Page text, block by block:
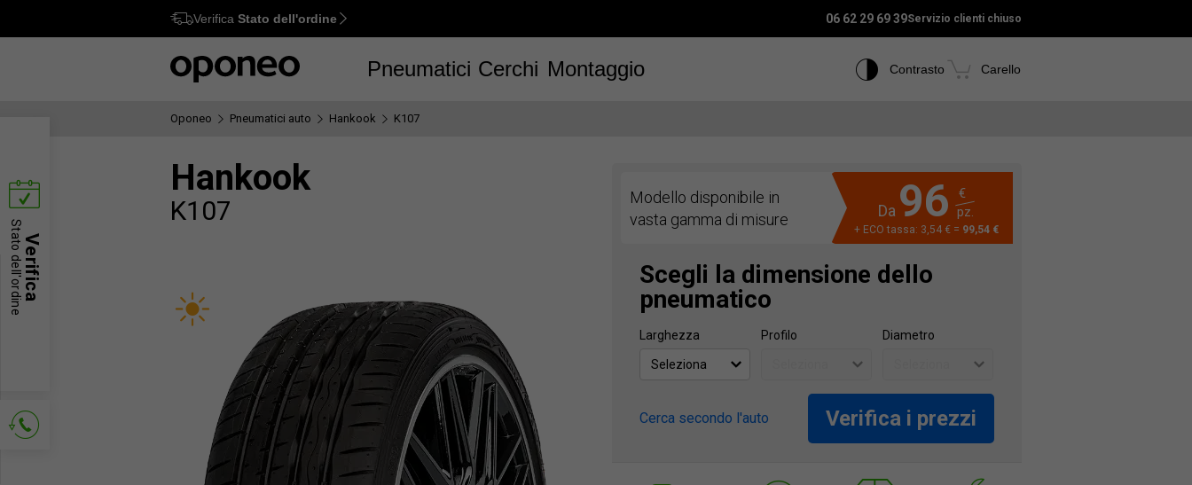
Ctrl M
Verifica Stato dell'ordine 06 62 29 69 39Servizio clienti chiuso
Pneumatici Cerchi Montaggio Contrasto Carello
Oponeo Pneumatici auto Hankook K107
Hankook
K107
Modello disponibile in
vasta gamma di misure
Da 96
€
pz.
+ ECO tassa: 3,54 € = 99,54 €
Scegli la dimensione dello
pneumatico
Larghezza Profilo Diametro
Cerca secondo l'auto Verifica i prezzi
Verifica
Stato dell'ordine